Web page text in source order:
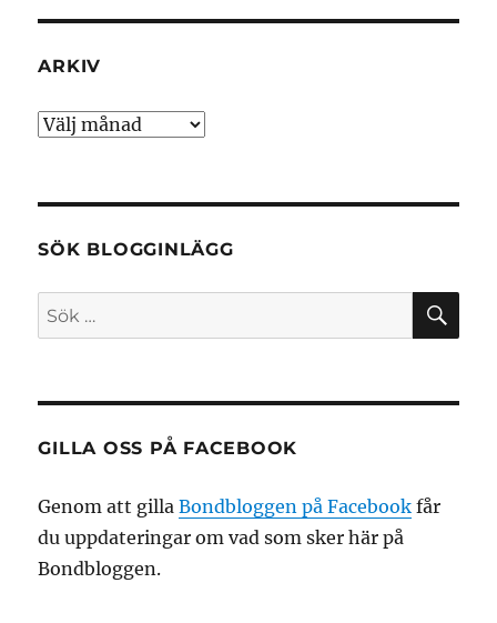
ARKIV
Arkiv
SÖK BLOGGINLÄGG
Sök
efter:
GILLA OSS PÅ FACEBOOK
Genom att gillaBondbloggen på Facebook får
du uppdateringar om vad som sker här på
Bondbloggen.